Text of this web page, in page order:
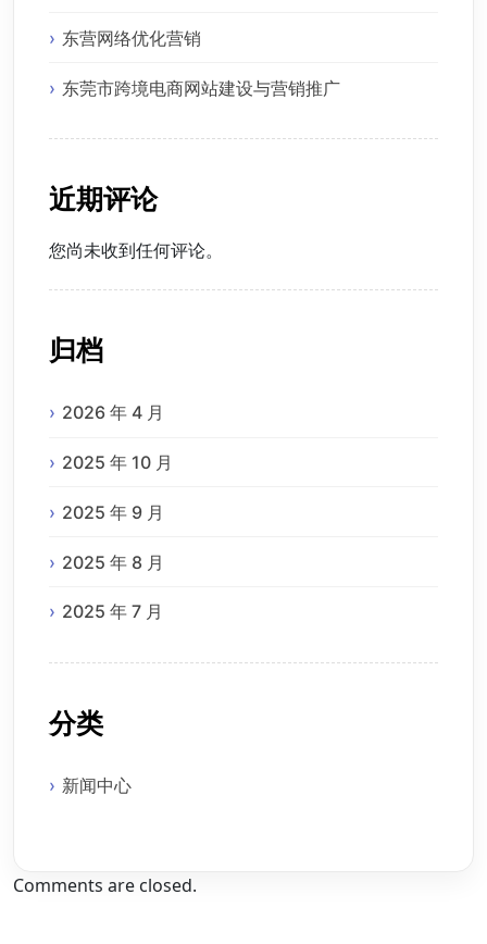
东营网络优化营销
东莞市跨境电商网站建设与营销推广
近期评论
您尚未收到任何评论。
归档
2026 年 4 月
2025 年 10 月
2025 年 9 月
2025 年 8 月
2025 年 7 月
分类
新闻中心
Comments are closed.